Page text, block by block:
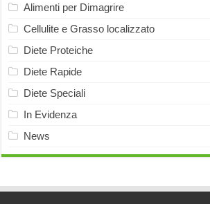
Alimenti per Dimagrire
Cellulite e Grasso localizzato
Diete Proteiche
Diete Rapide
Diete Speciali
In Evidenza
News